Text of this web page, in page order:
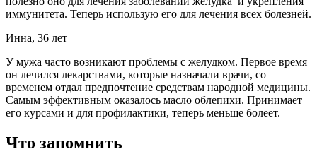
иммунитета. Теперь использую его для лечения всех болезней.
Инна, 36 лет
У мужа часто возникают проблемы с желудком. Первое время
он лечился лекарствами, которые назначали врачи, со
временем отдал предпочтение средствам народной медицины.
Самым эффективным оказалось масло облепихи. Принимает
его курсами и для профилактики, теперь меньше болеет.
Что запомнить